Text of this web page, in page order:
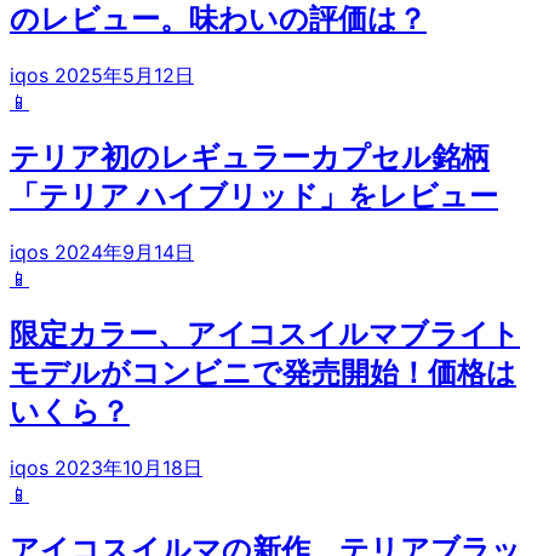
のレビュー。味わいの評価は？
iqos 2025年5月12日
📱
テリア初のレギュラーカプセル銘柄
「テリア ハイブリッド」をレビュー
iqos 2024年9月14日
📱
限定カラー、アイコスイルマブライト
モデルがコンビニで発売開始！価格は
いくら？
iqos 2023年10月18日
📱